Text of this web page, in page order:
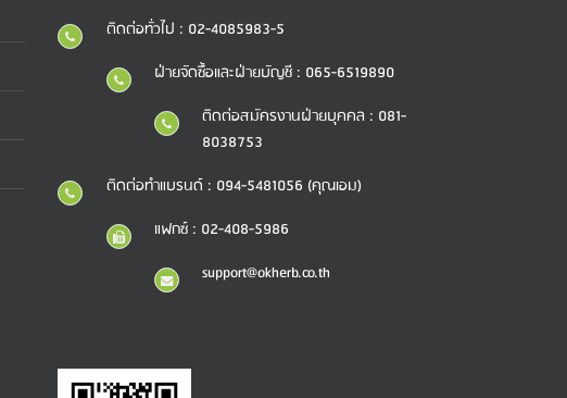
ติดต่อทั่วไป : 02-4085983-5
ฝ่ายจัดซื้อและฝ่ายบัญชี : 065-6519890
ติดต่อสมัครงานฝ่ายบุคคล : 081-
8038753
ติดต่อทำแบรนด์ : 094-5481056 (คุณเอม)
แฟกซ์ : 02-408-5986
support@okherb.co.th